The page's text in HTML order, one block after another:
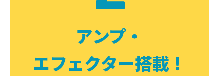
アンプ・
エフェクター搭載！